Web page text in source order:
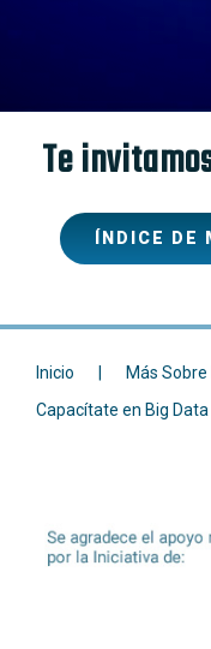
Te
ÍNDICE DE
Inicio
Más Sobre
Capacítate en Big Data